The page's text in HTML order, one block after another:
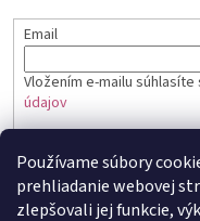
Používame súbory
prehliadanie webovej
zlepšovali jej funkcie,
Email
Vložením e-mailu súhlasíte
údajov
PRIHLÁSIŤ SA